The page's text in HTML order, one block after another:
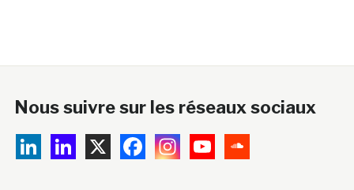
Nous suivre sur les réseaux sociaux